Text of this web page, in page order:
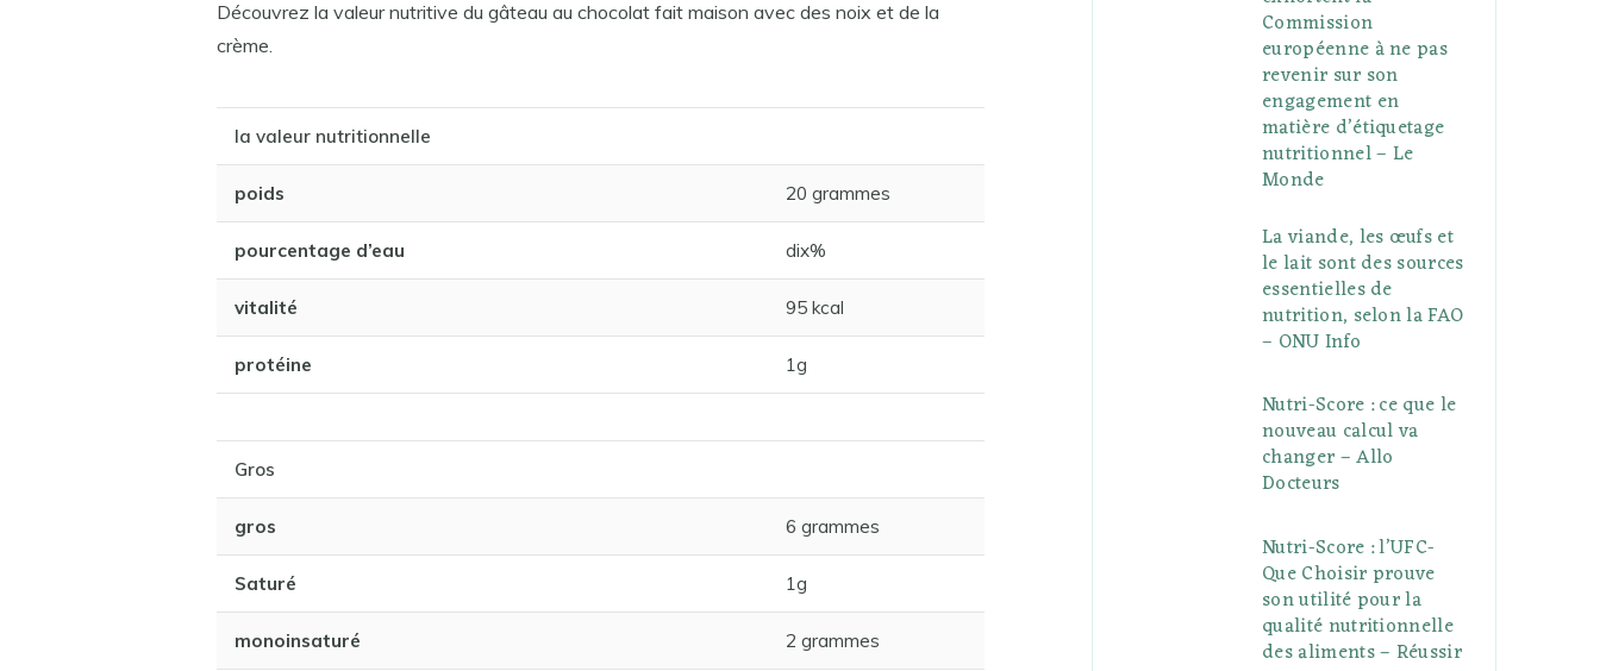
Découvrez la valeur nutritive du gâteau au chocolat fait maison avec des noix et de la
crème.
la valeur nutritionnelle
poids 20 grammes
pourcentage d’eau dix%
vitalité 95 kcal
protéine 1g
Gros
gros 6 grammes
Saturé 1g
monoinsaturé 2 grammes
Commission
européenne à ne pas
revenir sur son
engagement en
matière d’étiquetage
nutritionnel – Le
Monde
La viande, les œufs et
le lait sont des sources
essentielles de
nutrition, selon la FAO
– ONU Info
Nutri-Score : ce que le
nouveau calcul va
changer – Allo
Docteurs
Nutri-Score : l’UFC-
Que Choisir prouve
son utilité pour la
qualité nutritionnelle
des aliments – Réussir